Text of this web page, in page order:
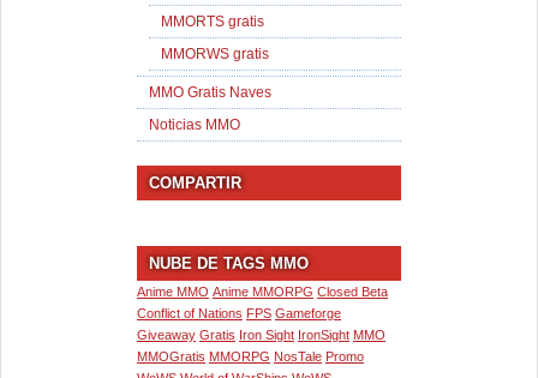
MMORTS gratis
MMORWS gratis
MMO Gratis Naves
Noticias MMO
COMPARTIR
NUBE DE TAGS MMO
Anime MMO Anime MMORPG Closed Beta
Conflict of Nations FPS Gameforge
Giveaway Gratis Iron Sight IronSight MMO
MMOGratis MMORPG NosTale Promo